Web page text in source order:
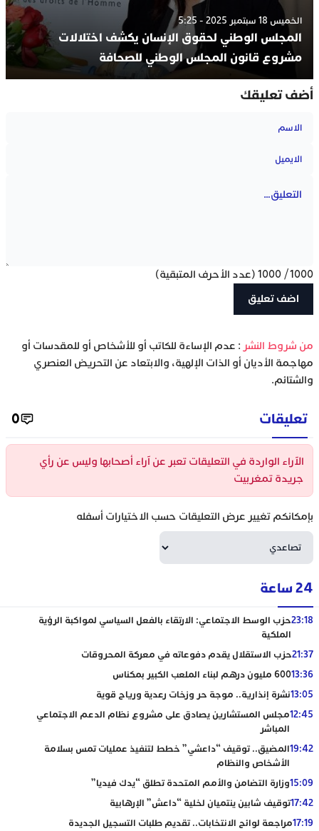
الخميس 18 سبتمبر 2025 - 5:25
المجلس الوطني لحقوق الإنسان يكشف اختلالات
مشروع قانون المجلس الوطني للصحافة
أضف تعليقك
1000
/
1000 (عدد الأحرف المتبقية)
‫من شروط النشر : عدم الإساءة للكاتب أو للأشخاص أو للمقدسات أو
مهاجمة الأديان أو الذات الإلهية، والابتعاد عن التحريض العنصري
والشتائم.
تعليقات 0
الآراء الواردة في التعليقات تعبر عن آراء أصحابها وليس عن رأي
جريدة تمغربيت
بإمكانكم تغيير عرض التعليقات حسب الاختيارات أسفله
24 ساعة
23:18حزب الوسط الاجتماعي: الارتقاء بالفعل السياسي لمواكبة الرؤية
الملكية
21:37حزب الاستقلال يقدم دفوعاته في معركة المحروقات
13:36600 مليون درهم لبناء الملعب الكبير بمكناس
13:05نشرة إنذارية.. موجة حر وزخات رعدية ورياح قوية
12:45مجلس المستشارين يصادق على مشروع نظام الدعم الاجتماعي
المباشر
19:42المضيق.. توقيف “داعشي” خطط لتنفيذ عمليات تمس بسلامة
الأشخاص والنظام
15:09وزارة التضامن والأمم المتحدة تطلق “يدك فيديا”
17:42توقيف شابين ينتميان لخلية “داعش” الإرهابية
17:19مراجعة لوائح الانتخابات.. تقديم طلبات التسجيل الجديدة